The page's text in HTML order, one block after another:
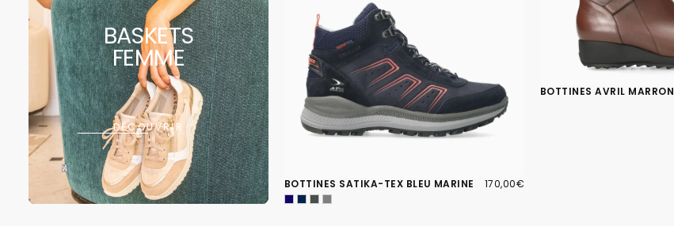
BASKETS
FEMME
DÉCOUVRIR
BOTTINES SATIKA-TEX BLEU MARINE 170,00€
PRIX
170,00€
BOTTINES AVRIL MARRON